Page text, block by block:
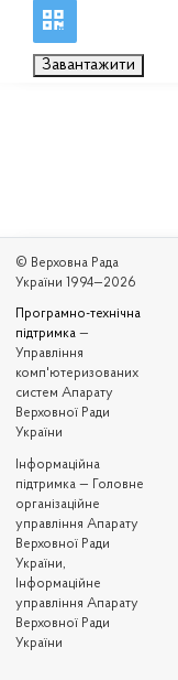
Завантажити
© Верховна Рада
України 1994—2026
Програмно-технічна
підтримка —
Управління
комп'ютеризованих
систем Апарату
Верховної Ради
України
Iнформаційна
підтримка — Головне
організаційне
управління Апарату
Верховної Ради
України,
Інформаційне
управління Апарату
Верховної Ради
України